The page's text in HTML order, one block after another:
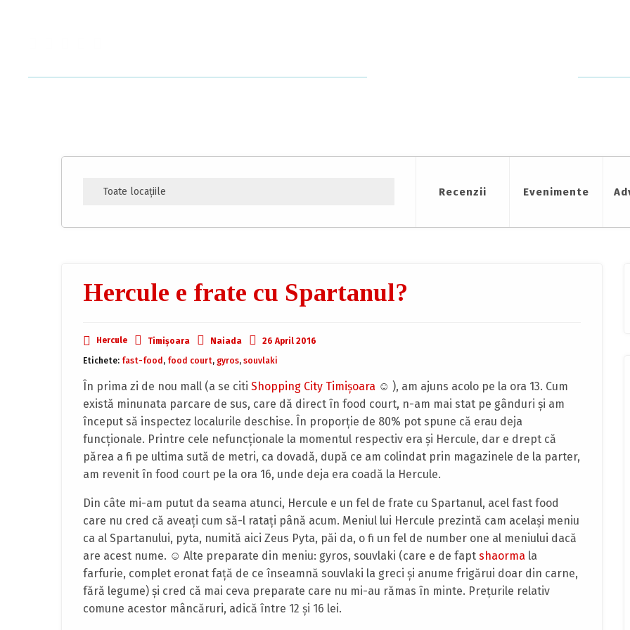
Recenzii Evenimente
Hercule e frate cu Spartanul?
Hercule Timișoara Naiada
26 April 2016
Etichete: fast-food , food court, gyros, souvlaki
În prima zi de nou mall (a se citi Shopping City Timişoara ☺ ), am ajuns acolo pe la ora 13. Cum
există minunata parcare de sus, care dă direct în food court, n-am mai stat pe gânduri şi am
început să inspectez localurile deschise. În proporţie de 80% pot spune că erau deja
funcţionale. Printre cele nefuncţionale la momentul respectiv era şi Hercule, dar e drept că
părea a fi pe ultima sută de metri, ca dovadă, după ce am colindat prin magazinele de la parter,
am revenit în food court pe la ora 16, unde deja era coadă la Hercule.
Din câte mi-am putut da seama atunci, Hercule e un fel de frate cu Spartanul, acel fast food
care nu cred că aveaţi cum să-l rataţi până acum. Meniul lui Hercule prezintă cam acelaşi meniu
ca al Spartanului, pyta, numită aici Zeus Pyta, păi da, o fi un fel de number one al meniului dacă
are acest nume. ☺ Alte preparate din meniu: gyros, souvlaki (care e de fapt shaorma la
farfurie, complet eronat faţă de ce înseamnă souvlaki la greci şi anume frigărui doar din carne,
fără legume) şi cred că mai ceva preparate care nu mi-au rămas în minte. Preţurile relativ
comune acestor mâncăruri, adică între 12 şi 16 lei.